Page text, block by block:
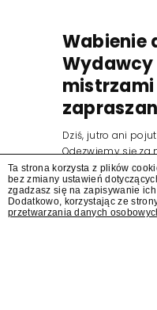
Wabienie
Dziś, jutro ani
Odezwiemy się za
Wydawcy
zapraszania gości.
Ta strona korzysta z plików
bez zmiany ustawień
zgadzasz się na zapisywanie
Dodatkowo, korzystając ze
przetwarzania danych